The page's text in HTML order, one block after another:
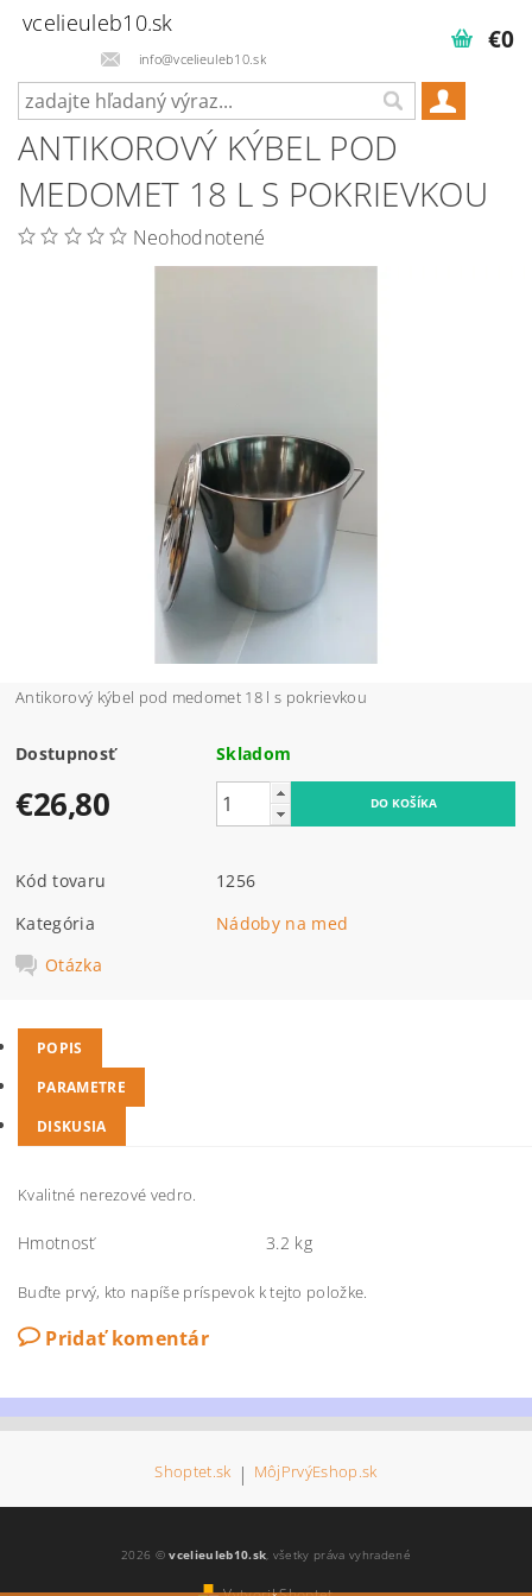
vcelieuleb10.sk
info@vcelieuleb10.sk
€0
ANTIKOROVÝ KÝBEL POD
MEDOMET 18 L S POKRIEVKOU
Neohodnotené
Antikorový kýbel pod medomet 18 l s pokrievkou
Dostupnosť Skladom
€26,80
Kód tovaru
1256
Kategória
Nádoby na med
Otázka
POPIS
PARAMETRE
DISKUSIA
Kvalitné nerezové vedro.
Hmotnosť 3.2 kg
Buďte prvý, kto napíše príspevok k tejto položke.
Pridať komentár
Shoptet.sk | MôjPrvýEshop.sk
2026 ©vcelieuleb10.sk , všetky práva vyhradené